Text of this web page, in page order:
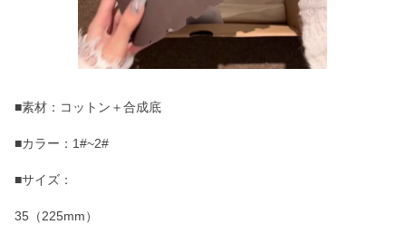
■素材：コットン＋合成底
■カラー：1#~2#
■サイズ：
35（225mm）